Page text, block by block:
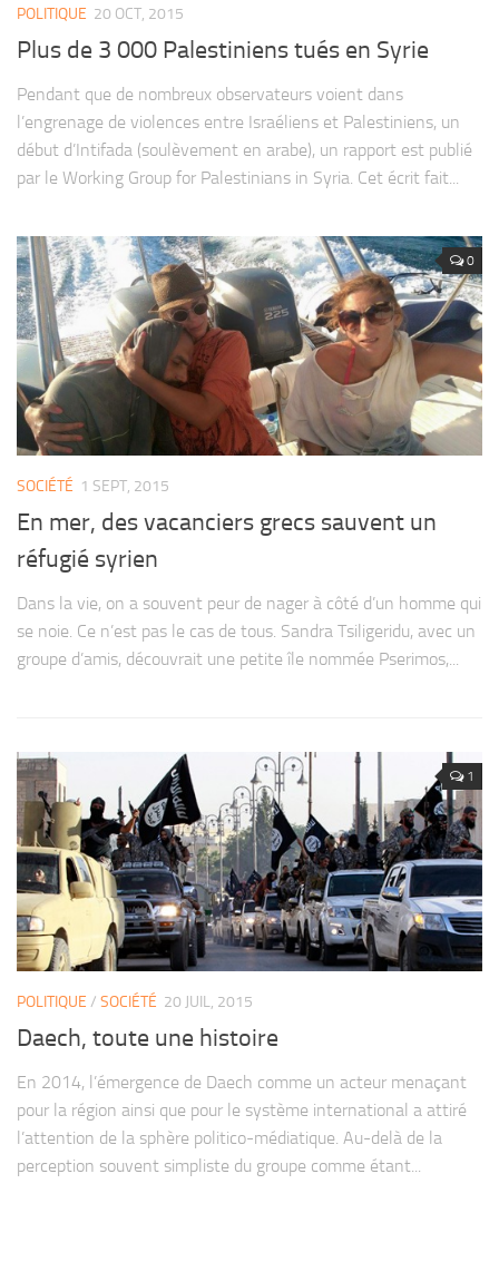
POLITIQUE 20 OCT, 2015
Plus de 3 000 Palestiniens tués en Syrie
Pendant que de nombreux observateurs voient dans
l’engrenage de violences entre Israéliens et Palestiniens, un
début d’Intifada (soulèvement en arabe), un rapport est publié
par le Working Group for Palestinians in Syria. Cet écrit fait...
0
SOCIÉTÉ 1 SEPT, 2015
En mer, des vacanciers grecs sauvent un
réfugié syrien
Dans la vie, on a souvent peur de nager à côté d’un homme qui
se noie. Ce n’est pas le cas de tous. Sandra Tsiligeridu, avec un
groupe d’amis, découvrait une petite île nommée Pserimos,...
1
POLITIQUE / SOCIÉTÉ 20 JUIL, 2015
Daech, toute une histoire
En 2014, l’émergence de Daech comme un acteur menaçant
pour la région ainsi que pour le système international a attiré
l’attention de la sphère politico-médiatique. Au-delà de la
perception souvent simpliste du groupe comme étant...